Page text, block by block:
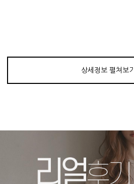
상세정보 펼쳐보기